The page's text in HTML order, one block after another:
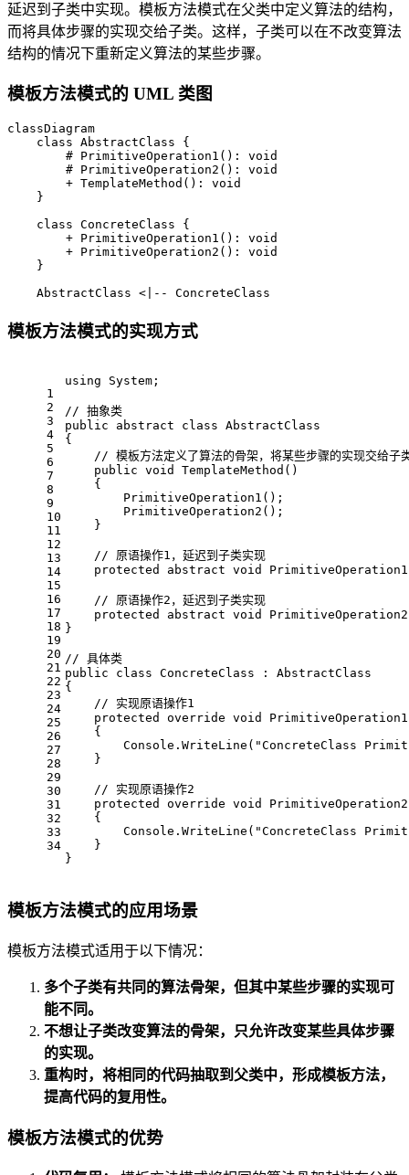
延迟到子类中实现。模板方法模式在父类中定义算法的结构，
而将具体步骤的实现交给子类。这样，子类可以在不改变算法
结构的情况下重新定义算法的某些步骤。
模板方法模式的 UML 类图
classDiagram
    class AbstractClass {
        # PrimitiveOperation1(): void
        # PrimitiveOperation2(): void
        + TemplateMethod(): void
    }
    class ConcreteClass {
        + PrimitiveOperation1(): void
        + PrimitiveOperation2(): void
    }
    AbstractClass <|-- ConcreteClass
模板方法模式的实现方式
1
2
3
4
5
6
7
8
9
10
11
12
13
14
15
16
17
18
19
20
21
22
23
24
25
26
27
28
29
30
31
32
33
34
using System;
// 抽象类
public
abstract class AbstractClass
{
// 模板方法定义了算法的骨架，将某些步骤的实现交给子
public void TemplateMethod ()
    {
        PrimitiveOperation1();
        PrimitiveOperation2();
    }
// 原语操作1，延迟到子类实现
protected
abstract void PrimitiveOperation1
// 原语操作2，延迟到子类实现
protected
abstract void PrimitiveOperation2
}
// 具体类
public
class ConcreteClass : AbstractClass
{
// 实现原语操作1
protected
override void PrimitiveOperation1
    {
        Console.WriteLine(
"ConcreteClass
    }
// 实现原语操作2
protected
override void PrimitiveOperation2
    {
        Console.WriteLine(
"ConcreteClass
    }
}
模板方法模式的应用场景
模板方法模式适用于以下情况：
多个子类有共同的算法骨架，但其中某些步骤的实现可
能不同。
不想让子类改变算法的骨架，只允许改变某些具体步骤
的实现。
重构时，将相同的代码抽取到父类中，形成模板方法，
提高代码的复用性。
模板方法模式的优势